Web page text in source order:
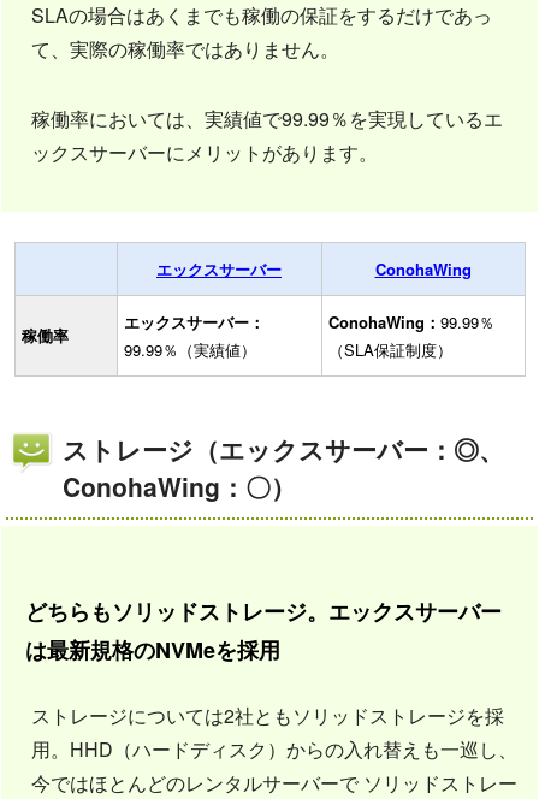
SLAの場合はあくまでも稼働の保証をするだけであっ
て、実際の稼働率ではありません。
稼働率においては、実績値で99.99％を実現しているエ
ックスサーバーにメリットがあります。
エックスサーバー ConohaWing
稼働率
エックスサーバー：
99.99％（実績値）
ConohaWing： 99.99％
（SLA保証制度）
ストレージ（エックスサーバー：◎、
ConohaWing：〇）
どちらもソリッドストレージ。エックスサーバー
は最新規格のNVMeを採用
ストレージについては2社ともソリッドストレージを採
用。HHD（ハードディスク）からの入れ替えも一巡し、
今ではほとんどのレンタルサーバーで ソリッドストレー